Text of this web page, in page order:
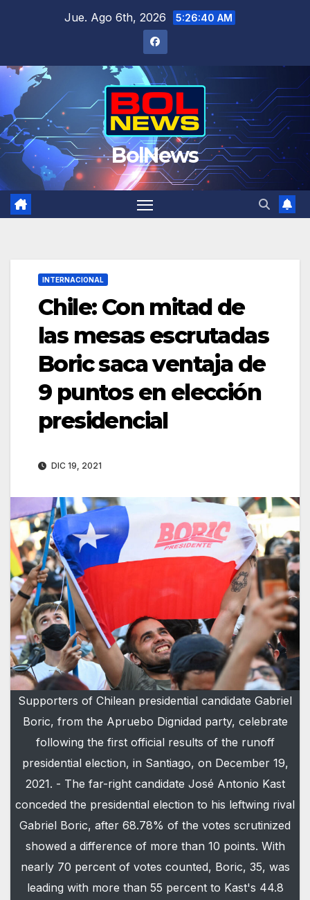
Jue. Ago 6th, 2026 5:26:41 AM
BolNews
INTERNACIONAL
Chile: Con mitad de
las mesas escrutadas
Boric saca ventaja de
9 puntos en elección
presidencial
DIC 19, 2021
Supporters of Chilean presidential candidate Gabriel
Boric, from the Apruebo Dignidad party, celebrate
following the first official results of the runoff
presidential election, in Santiago, on December 19,
2021. - The far-right candidate José Antonio Kast
conceded the presidential election to his leftwing rival
Gabriel Boric, after 68.78% of the votes scrutinized
showed a difference of more than 10 points. With
nearly 70 percent of votes counted, Boric, 35, was
leading with more than 55 percent to Kast's 44.8